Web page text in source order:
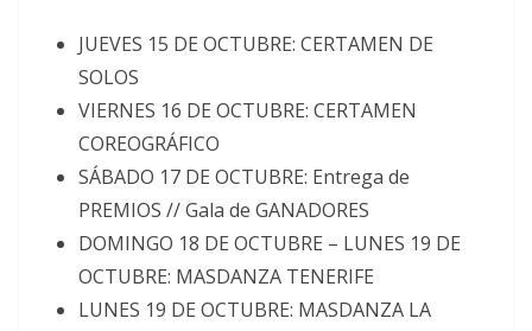
JUEVES 15 DE OCTUBRE: CERTAMEN DE
SOLOS
VIERNES 16 DE OCTUBRE: CERTAMEN
COREOGRÁFICO
SÁBADO 17 DE OCTUBRE: Entrega de
PREMIOS // Gala de GANADORES
DOMINGO 18 DE OCTUBRE – LUNES 19 DE
OCTUBRE: MASDANZA TENERIFE
LUNES 19 DE OCTUBRE: MASDANZA LA